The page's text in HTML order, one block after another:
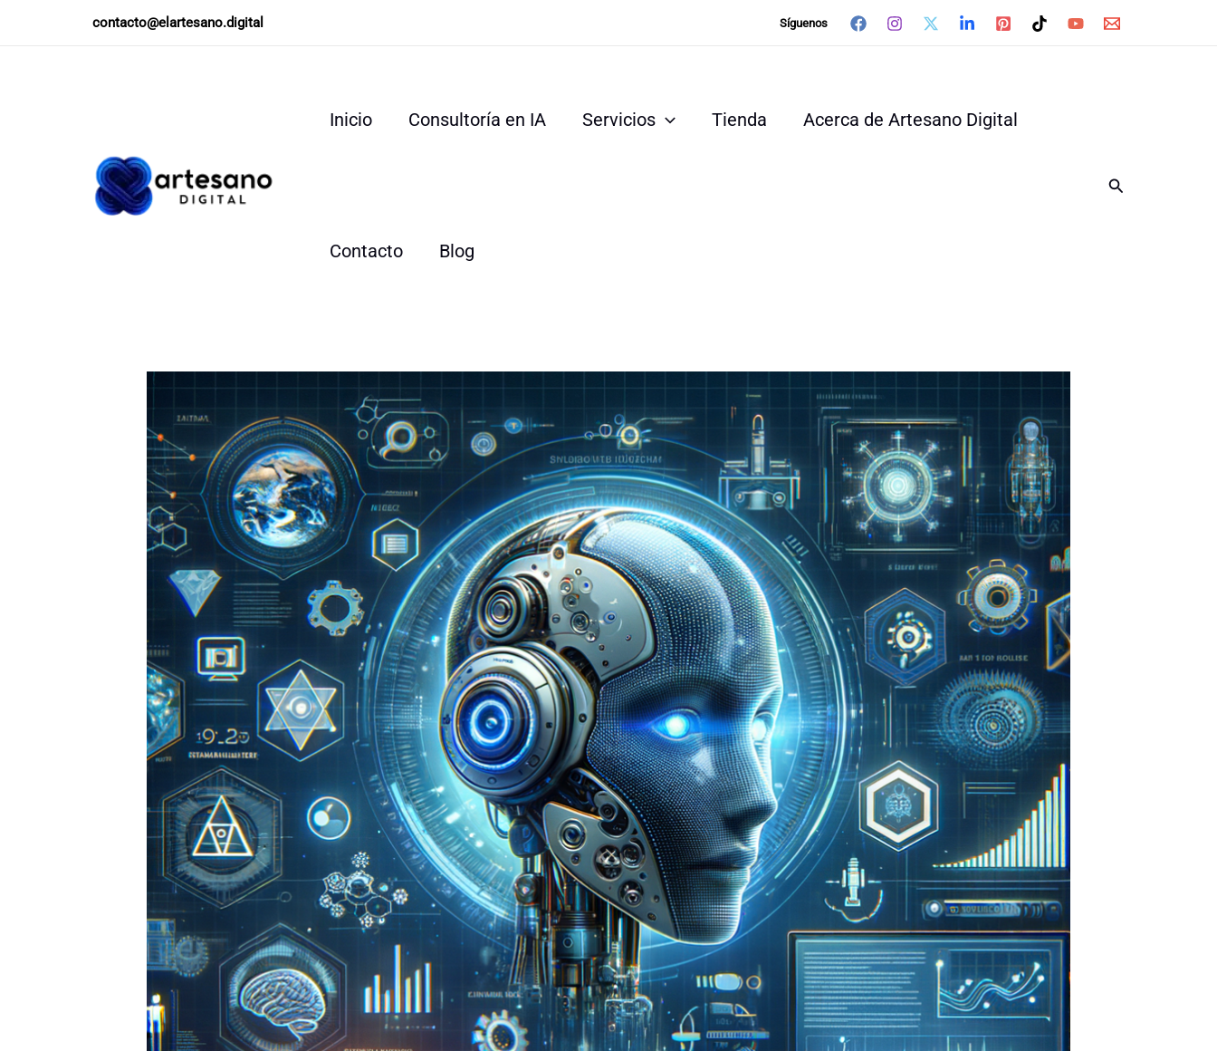
contacto@elartesano.digital Síguenos
Inicio Consultoría en IA Servicios Tienda Acerca de Artesano Digital
Contacto Blog
Buscar